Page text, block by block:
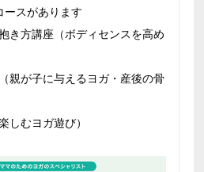
ースがあります
き方講座（ボディセンスを高め
親が子に与えるヨガ・産後の骨
しむヨガ遊び）